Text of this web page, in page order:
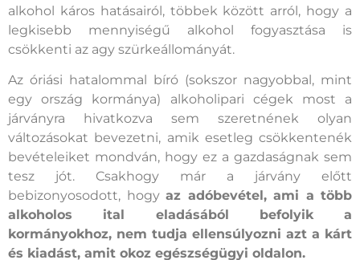
alkohol káros hatásairól, többek között arról, hogy a
legkisebb mennyiségű alkohol fogyasztása is
csökkenti az agy szürkeállományát.
Az óriási hatalommal bíró (sokszor nagyobbal, mint
egy ország kormánya) alkoholipari cégek most a
járványra hivatkozva sem szeretnének olyan
változásokat bevezetni, amik esetleg csökkentenék
bevételeiket mondván, hogy ez a gazdaságnak sem
tesz jót. Csakhogy már a járvány előtt
bebizonyosodott, hogy az adóbevétel, ami a több
alkoholos ital eladásából befolyik a
kormányokhoz, nem tudja ellensúlyozni azt a kárt
és kiadást, amit okoz egészségügyi oldalon.